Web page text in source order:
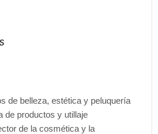
de belleza, estética y peluquería
de productos y utillaje
de la cosmética y la